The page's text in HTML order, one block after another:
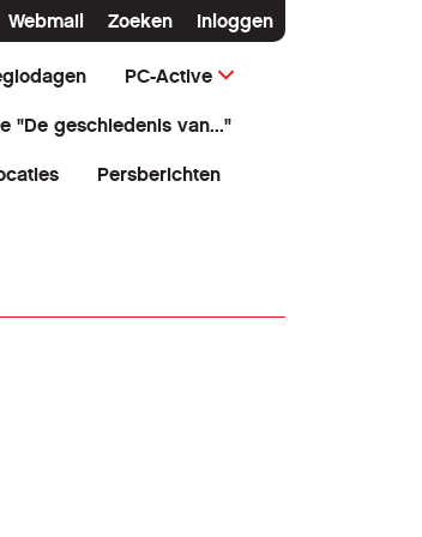
Webmail Zoeken Inloggen
PC-Active
"De geschiedenis van..."
Persberichten